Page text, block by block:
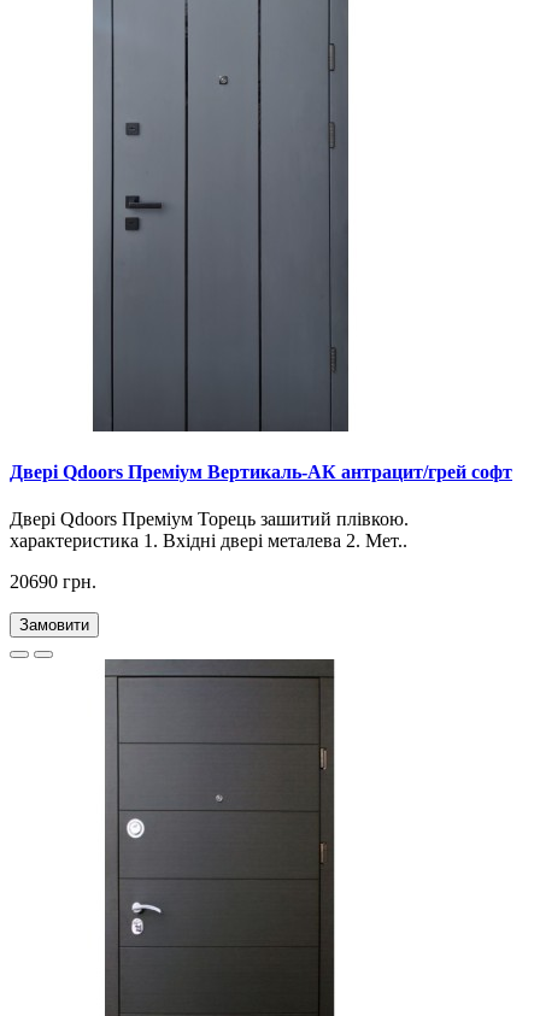
Двері Qdoors Преміум Вертикаль-АК антрацит/грей софт
Двері Qdoors Премiум Торець зашитий плівкою.
характеристика 1. Вхідні двері металева 2. Мет..
20690 грн.
Замовити